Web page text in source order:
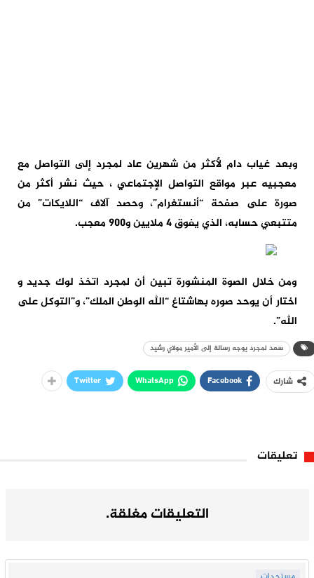
وبعد غياب دام لأكثر من شهرين عاد لمجرد إلى التواصل مع
معجبيه عبر مواقع التواصل الإجتماعي ، حيث نشر أكثر من
صورة على صفحة “أنستغرام”، وحصد آلاف “اللايكات” من
متتبعي حسابه، الذي يفوق 4 ملايين و900 معجب.
ومن خلال الصوة المنشورة تبين أن لمجرد اتخذ لوك جديد و
اختار أن يوحد صوره بهاشتاغ “الله الوطن الملك”، و”التوكل على
الله”.
سعد لمجرد يوجه رسالة إلى الأمير مولاي رشيد
شارك Facebook
WhatsApp
Twitter
تعليقات
التعليقات مغلقة.